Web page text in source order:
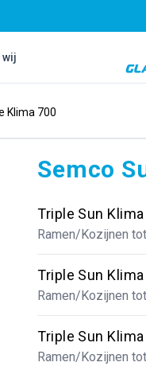
wij
Klima 700
Semco
Triple Sun
Ramen/Kozijnen
Triple Sun
Ramen/Kozijnen
Triple Sun
Ramen/Kozijnen